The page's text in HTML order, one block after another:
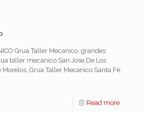
Grua Taller Mecanico, grandes
taller mecanico San Jose De Los
Grua Taller Mecanico Santa Fe
Read more